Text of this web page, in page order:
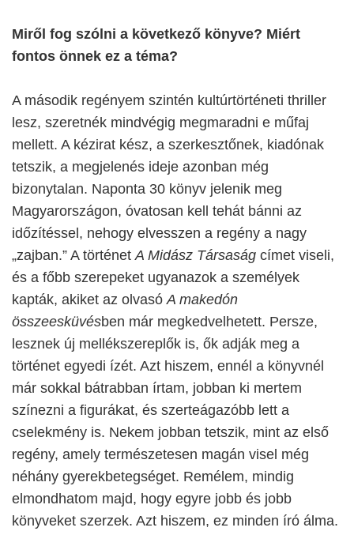
Miről fog szólni a következő könyve? Miért
fontos önnek ez a téma?
A második regényem szintén kultúrtörténeti thriller
lesz, szeretnék mindvégig megmaradni e műfaj
mellett. A kézirat kész, a szerkesztőnek, kiadónak
tetszik, a megjelenés ideje azonban még
bizonytalan. Naponta 30 könyv jelenik meg
Magyarországon, óvatosan kell tehát bánni az
időzítéssel, nehogy elvesszen a regény a nagy
„zajban.” A történetA Midász Társaság címet viseli,
és a főbb szerepeket ugyanazok a személyek
kapták, akiket az olvasóA makedón
összeesküvésben már megkedvelhetett. Persze,
lesznek új mellékszereplők is, ők adják meg a
történet egyedi ízét. Azt hiszem, ennél a könyvnél
már sokkal bátrabban írtam, jobban ki mertem
színezni a figurákat, és szerteágazóbb lett a
cselekmény is. Nekem jobban tetszik, mint az első
regény, amely természetesen magán visel még
néhány gyerekbetegséget. Remélem, mindig
elmondhatom majd, hogy egyre jobb és jobb
könyveket szerzek. Azt hiszem, ez minden író álma.